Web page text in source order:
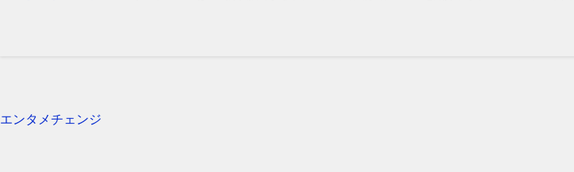
エンタメチェンジ